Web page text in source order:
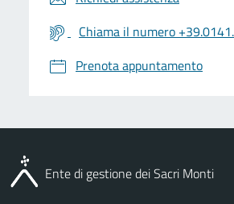
Chiama il numero
Prenota appuntamento
Ente di gestione dei Sacri Monti